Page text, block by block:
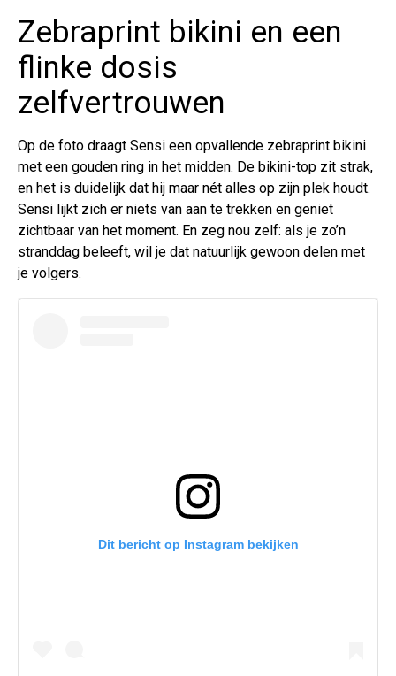
Zebraprint bikini en een
flinke dosis
zelfvertrouwen
Op de foto draagt Sensi een opvallende zebraprint bikini
met een gouden ring in het midden. De bikini-top zit strak,
en het is duidelijk dat hij maar nét alles op zijn plek houdt.
Sensi lijkt zich er niets van aan te trekken en geniet
zichtbaar van het moment. En zeg nou zelf: als je zo’n
stranddag beleeft, wil je dat natuurlijk gewoon delen met
je volgers.
Dit bericht op Instagram bekijken